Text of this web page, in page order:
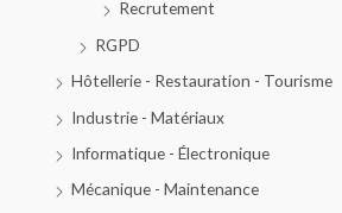
Recrutement
RGPD
Hôtellerie - Restauration - Tourisme
Industrie - Matériaux
Informatique - Électronique
Mécanique - Maintenance